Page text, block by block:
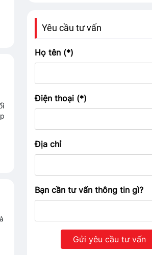
Yêu cầu tư vấn
Họ tên (*)
Điện thoại (*)
Địa chỉ
Bạn cần tư vấn thông tin gì?